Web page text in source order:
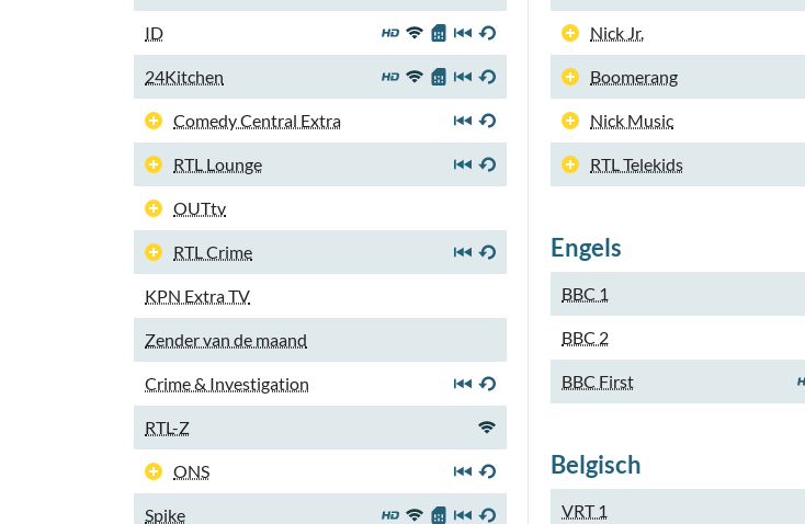
ID
24Kitchen
Comedy Central Extra
RTL Lounge
OUTtv
RTL Crime
KPN Extra TV
Zender van de maand
Crime & Investigation
RTL-Z
ONS
Spike
Nick Jr.
Boomerang
Nick Music
RTL Telekids
Engels
BBC 1
BBC 2
BBC First
Belgisch
VRT 1